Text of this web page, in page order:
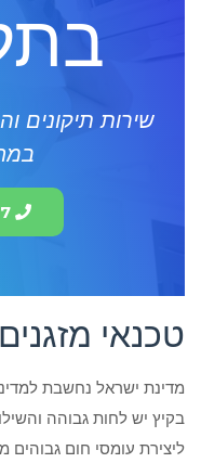
שירות תיקונים
טכנאי
מדינת ישראל נחשבת
בקיץ יש לחות גבוהה
ליצירת עומסי חום